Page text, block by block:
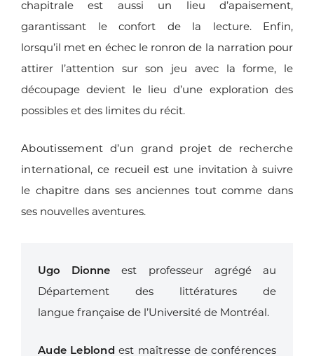
chapitrale est aussi un lieu d’apaisement,
garantissant le confort de la lecture. Enfin,
lorsqu’il met en échec le ronron de la narration pour
attirer l’attention surson jeu avec la forme, le
découpage devient le lieu d’une exploration des
possibles et des limites du récit.
Aboutissement d’un grand projet de recherche
international, ce recueil est une invitation à suivre
le chapitre dans ses anciennes toutcomme dans
ses nouvelles aventures.
Ugo Dionne est professeur agrégé au
Département des littératures de
langue française de l’Université de Montréal.
Aude Leblond est maîtresse de conférences